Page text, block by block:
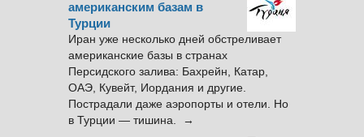
американским базам в
Турции
Иран уже несколько дней обстреливает
американские базы в странах
Персидского залива: Бахрейн, Катар,
ОАЭ, Кувейт, Иордания и другие.
Пострадали даже аэропорты и отели. Но
в Турции — тишина. →